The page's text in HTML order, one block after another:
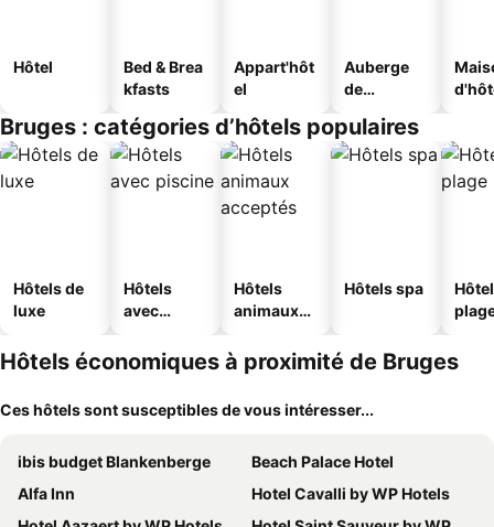
Hôtel
Bed & Brea
kfasts
Appart'hôt
el
Auberge
de
Bruges : catégories d’hôtels populaires
Hôtels de
luxe
Hôtels
avec
Hôtels
animaux
Hôtels spa
Hôtels économiques à proximité de Bruges
Ces hôtels sont susceptibles de vous intéresser...
ibis budget Blankenberge
Beach Palace Hotel
Alfa Inn
Hotel Cavalli by WP Hotels